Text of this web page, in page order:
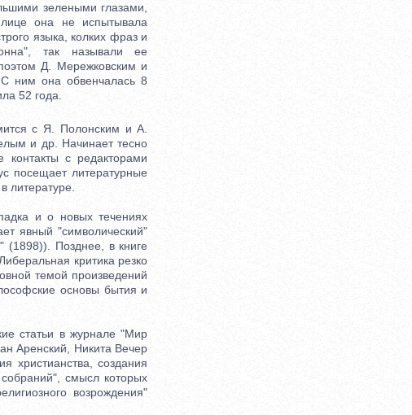
зелеными глазами,
она не испытывала
языка, колких фраз и
так называли ее
Д. Мережковским и
С ним она обвенчалась 8
52 года.
с Я. Полонским и А.
и др. Начинает тесно
контакты с редакторами
посещает литературные
литературе.
и о новых течениях
явный "символический"
(1898)). Позднее, в книге
критика резко
темой произведений
основы бытия и
статьи в журнале "Мир
Аренский, Никита Вечер
христианства, создания
смысл которых
возрождения"